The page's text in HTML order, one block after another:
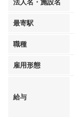
法人名・施設名
最寄駅
職種
雇用形態
給与